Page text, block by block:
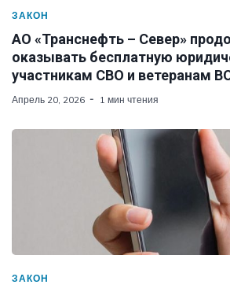
ЗАКОН
АО «Транснефть – Север»
оказывать бесплатную
участникам СВО и ветеранам
Апрель 20, 2026 1 мин чтения
ЗАКОН